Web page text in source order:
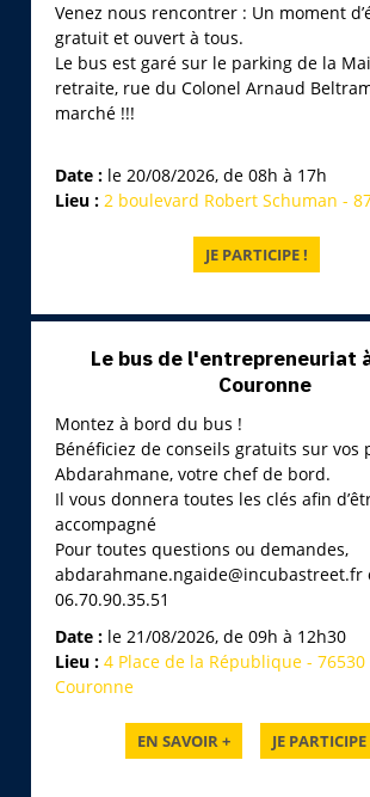
Venez nous rencontrer : Un moment
gratuit et ouvert à tous.
Le bus est garé sur le parking de la
retraite, rue du Colonel Arnaud
marché !!!
Date : le 20/08/2026, de 08h à 17h
Lieu : 2 boulevard Robert Schuman -
Le bus de l'entrepreneuriat
Couronne
Montez à bord du bus !
Bénéficiez de conseils gratuits sur vos
Abdarahmane, votre chef de bord.
Il vous donnera toutes les clés afin
accompagné
Pour toutes questions ou demandes,
abdarahmane.ngaide@incubastreet.fr
06.70.90.35.51
Date : le 21/08/2026, de 09h à 12h30
Lieu : 4 Place de la République - 76530
Couronne